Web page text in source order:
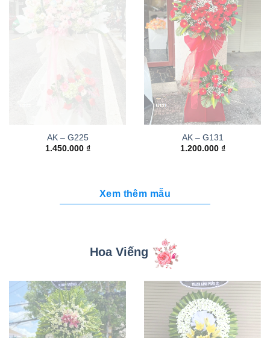
AK – G225
1.450.000 ₫
AK – G131
1.200.000 ₫
Xem thêm mẫu
Hoa Viếng